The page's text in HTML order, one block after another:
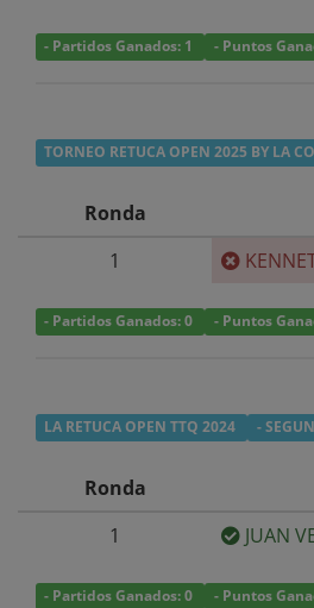
- Partidos Ganados: 1 - Puntos
TORNEO RETUCA OPEN 2025 BY LA
Ronda
1
- Partidos Ganados: 0 - Puntos
LA RETUCA OPEN TTQ 2024 -
Ronda
1
JUAN
- Partidos Ganados: 0 - Puntos